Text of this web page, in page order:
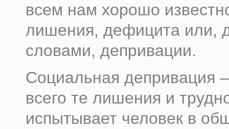
всем нам хорошо
лишения, дефицита или,
словами, депривации.
Социальная депривация
всего те лишения и
испытывает человек в